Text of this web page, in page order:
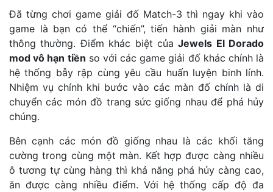
Đã từng chơi game giải đố Match-3 thì ngay khi vào
game là bạn có thể “chiến”, tiến hành giải màn như
thông thường. Điểm khác biệt củaJewels El Dorado
mod vô hạn tiền so với các game giải đố khác chính là
hệ thống bẫy rập cùng yêu cầu huấn luyện binh lính.
Nhiệm vụ chính khi bước vào các màn đố chính là di
chuyển các món đồ trang sức giống nhau để phá hủy
chúng.
Bên cạnh các món đồ giống nhau là các khối tăng
cường trong cùng một màn. Kết hợp được càng nhiều
ô tương tự cùng hàng thì khả năng phá hủy càng cao,
ăn được càng nhiều điểm. Với hệ thống cấp độ đa